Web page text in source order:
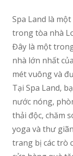
Spa Land là
trong tòa nhà
Đây là một
nhà lớn nhất
mét vuông và
Tại Spa Land,
nước nóng,
thải độc, chăm
yoga và thư
trang bị các trò